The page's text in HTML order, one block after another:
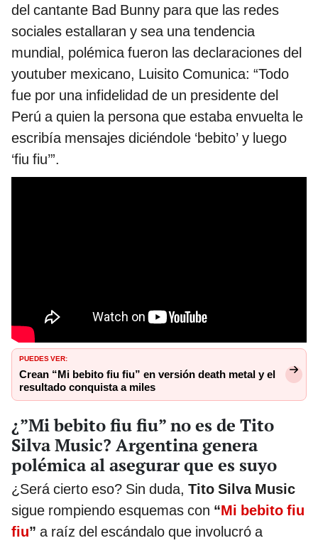
del cantante Bad Bunny para que las redes
sociales estallaran y sea una tendencia
mundial, polémica fueron las declaraciones del
youtuber mexicano, Luisito Comunica: “Todo
fue por una infidelidad de un presidente del
Perú a quien la persona que estaba envuelta le
escribía mensajes diciéndole ‘bebito’ y luego
‘fiu fiu’”.
PUEDES VER:
Crean “Mi bebito fiu fiu” en versión death metal y el
resultado conquista a miles
¿”Mi bebito fiu fiu” no es de Tito
Silva Music? Argentina genera
polémica al asegurar que es suyo
¿Será cierto eso? Sin duda, Tito Silva Music
sigue rompiendo esquemas con “Mi bebito fiu
fiu” a raíz del escándalo que involucró a